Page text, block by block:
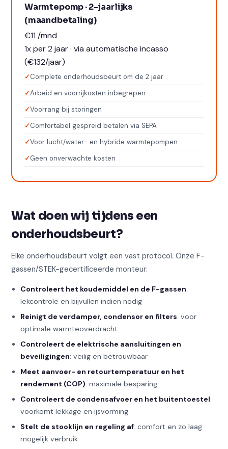
Warmtepomp · 2-jaarlijks
(maandbetaling)
€11 /mnd
1x per 2 jaar · via automatische incasso
(€132/jaar)
Complete onderhoudsbeurt om de 2 jaar
Arbeid en voorrijkosten inbegrepen
Voorrang bij storingen
Comfortabel gespreid betalen via SEPA
Voor lucht/water- en hybride warmtepompen
Geen onverwachte kosten
Wat doen wij tijdens een
onderhoudsbeurt?
Elke onderhoudsbeurt volgt een vast protocol. Onze F-
gassen/STEK-gecertificeerde monteur:
Controleert het koudemiddel en de F-gassen:
lekcontrole en bijvullen indien nodig
Reinigt de verdamper, condensor en filters: voor
optimale warmteoverdracht
Controleert de elektrische aansluitingen en
beveiligingen: veilig en betrouwbaar
Meet aanvoer- en retourtemperatuur en het
rendement (COP): maximale besparing
Controleert de condensafvoer en het buitentoestel:
voorkomt lekkage en ijsvorming
Stelt de stooklijn en regeling af: comfort en zo laag
mogelijk verbruik